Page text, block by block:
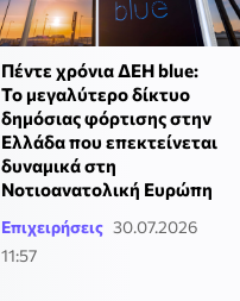
Πέντε χρόνια ΔΕΗ blue:
Το μεγαλύτερο δίκτυο
δημόσιας φόρτισης στην
Ελλάδα που επεκτείνεται
δυναμικά στη
Νοτιοανατολική Ευρώπη
Επιχειρήσεις 30.07.2026
11:57